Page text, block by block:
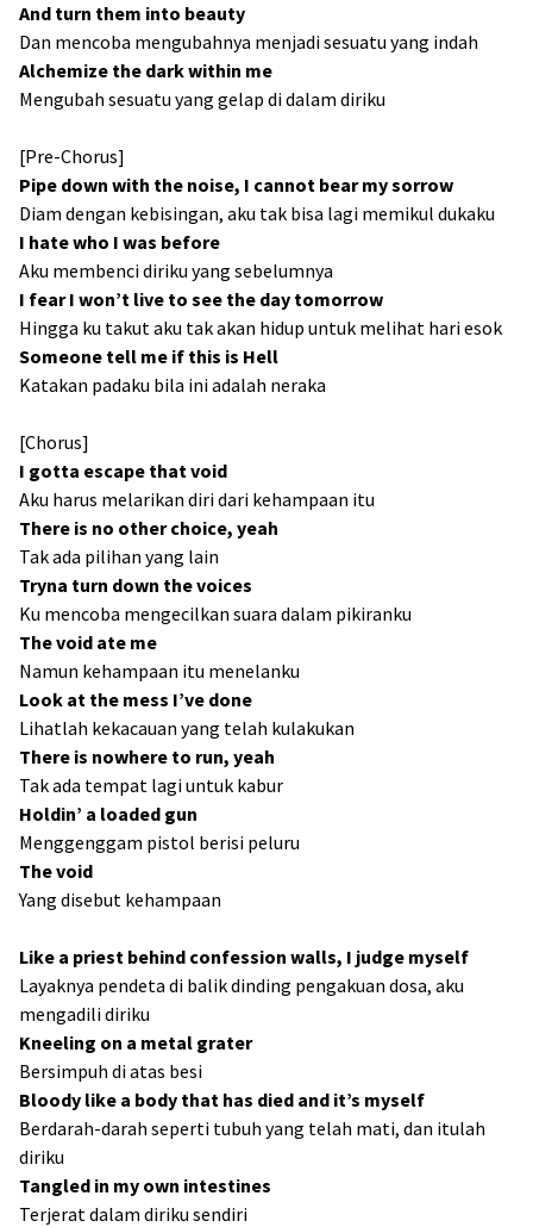
And turn them into beauty
Dan mencoba mengubahnya menjadi sesuatu yang indah
Alchemize the dark within me
Mengubah sesuatu yang gelap di dalam diriku
[Pre-Chorus]
Pipe down with the noise, I cannot bear my sorrow
Diam dengan kebisingan, aku tak bisa lagi memikul dukaku
I hate who I was before
Aku membenci diriku yang sebelumnya
I fear I won’t live to see the day tomorrow
Hingga ku takut aku tak akan hidup untuk melihat hari esok
Someone tell me if this is Hell
Katakan padaku bila ini adalah neraka
[Chorus]
I gotta escape that void
Aku harus melarikan diri dari kehampaan itu
There is no other choice, yeah
Tak ada pilihan yang lain
Tryna turn down the voices
Ku mencoba mengecilkan suara dalam pikiranku
The void ate me
Namun kehampaan itu menelanku
Look at the mess I’ve done
Lihatlah kekacauan yang telah kulakukan
There is nowhere to run, yeah
Tak ada tempat lagi untuk kabur
Holdin’ a loaded gun
Menggenggam pistol berisi peluru
The void
Yang disebut kehampaan
Like a priest behind confession walls, I judge myself
Layaknya pendeta di balik dinding pengakuan dosa, aku
mengadili diriku
Kneeling on a metal grater
Bersimpuh di atas besi
Bloody like a body that has died and it’s myself
Berdarah-darah seperti tubuh yang telah mati, dan itulah
diriku
Tangled in my own intestines
Terjerat dalam diriku sendiri